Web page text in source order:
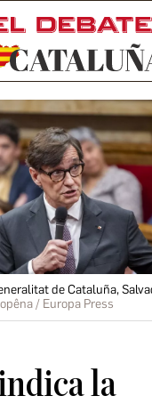
de Cataluña,
/ Europa Press
la